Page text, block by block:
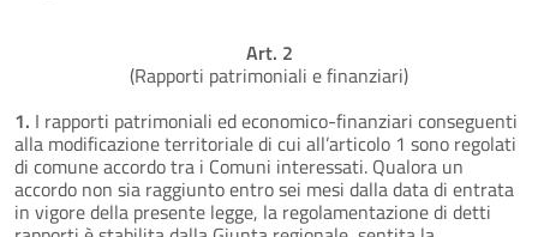
Art. 2
(Rapporti patrimoniali e finanziari)
1. I rapporti patrimoniali ed economico-finanziari conseguenti
alla modificazione territoriale di cui all’articolo 1 sono regolati
di comune accordo tra i Comuni interessati. Qualora un
accordo non sia raggiunto entro sei mesi dalla data di entrata
in vigore della presente legge, la regolamentazione di detti